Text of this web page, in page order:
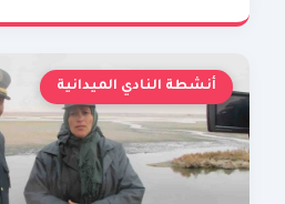
أنشطة النادي الميدانية